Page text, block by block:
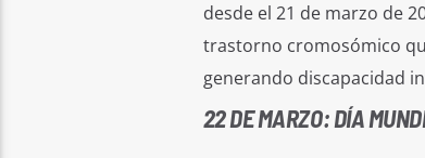
desde el 21 de marzo de
trastorno cromosómico
generando discapacidad
22 DE MARZO: DÍA